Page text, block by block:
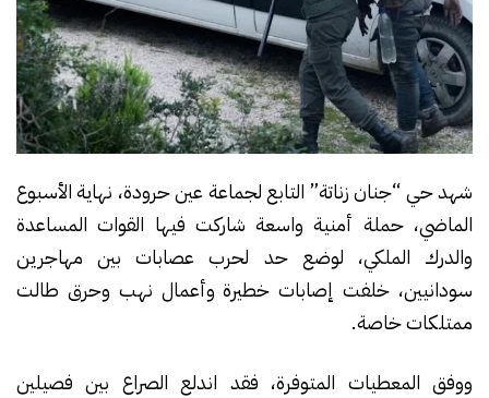
شهد حي “جنان زناتة” التابع لجماعة عين حرودة، نهاية الأسبوع
الماضي، حملة أمنية واسعة شاركت فيها القوات المساعدة
والدرك الملكي، لوضع حد لحرب عصابات بين مهاجرين
سودانيين، خلفت إصابات خطيرة وأعمال نهب وحرق طالت
ممتلكات خاصة.
ووفق المعطيات المتوفرة، فقد اندلع الصراع بين فصيلين